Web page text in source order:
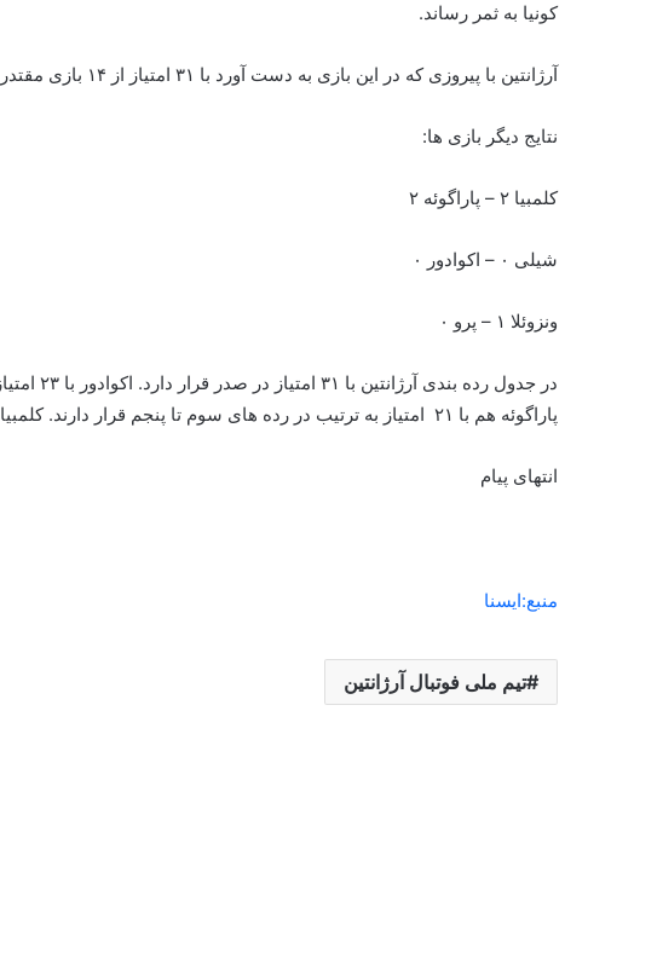
کونیا به ثمر رساند.
آرژانتین با پیروزی که در این بازی به دست آورد با ۳۱ امتیاز از ۱۴ بازی مقتدرانه به عنوان تیم نخست راهی دور بعد شد.
نتایج دیگر بازی ها:
کلمبیا ۲ – پاراگوئه ۲
شیلی ۰ – اکوادور ۰
ونزوئلا ۱ – پرو ۰
در جدول
پاراگوئه هم با ۲۱ امتیاز به ترتیب در رده های سوم تا پنجم قرار دارند. کلمبیا هم با ۲۰ امتیاز در رده ششم است.
انتهای پیام
منبع:ایسنا
تیم ملی فوتبال آرژانتین